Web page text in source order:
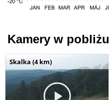
Kamery w pobliżu
Skalka (4 km)